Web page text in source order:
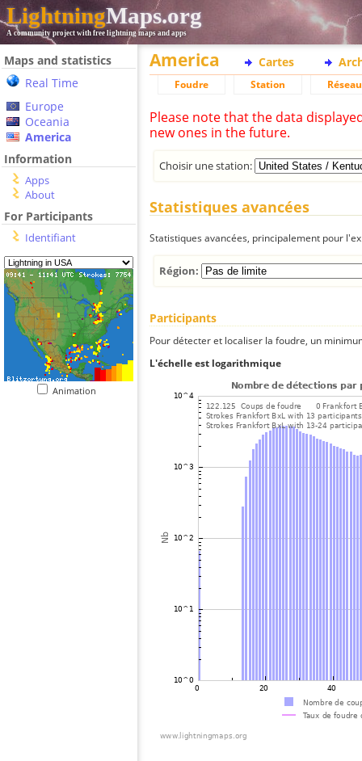
LightningMaps.org
A community project with free lightning maps and apps
Maps and statistics
Real Time
Europe
Oceania
America
Information
Apps
About
For Participants
Identifiant
Animation
America Cartes
Foudre Station Réseau
Please note that the data
new ones in the future.
Choisir une station:
Statistiques avancées
Statistiques avancées, principalement pour
Région:
Participants
Pour détecter et localiser la foudre, un
L'échelle est logarithmique